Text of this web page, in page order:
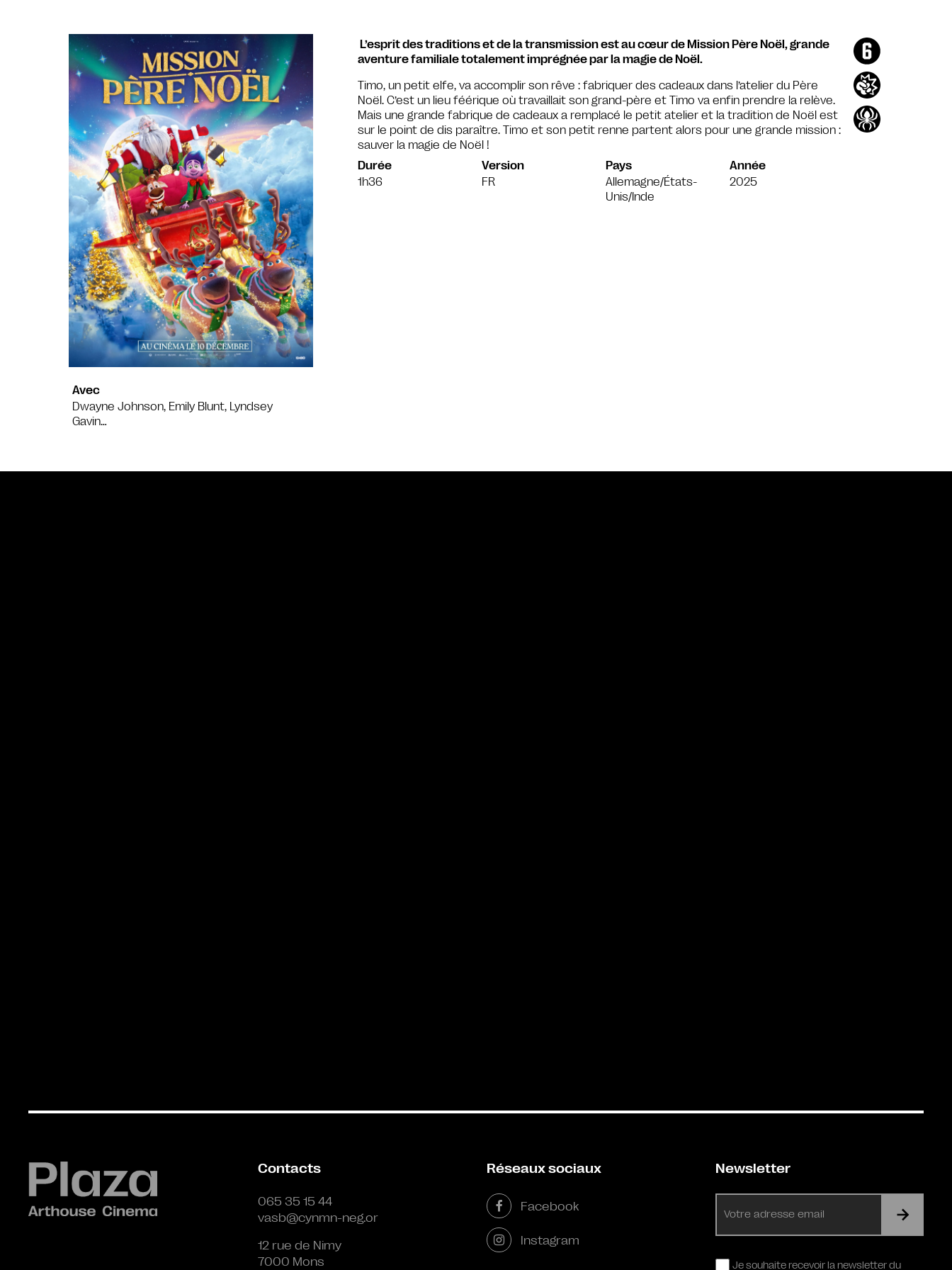
Avec
Dwayne Johnson, Emily Blunt, Lyndsey
Gavin…
L’esprit des traditions et de la transmission est au cœur de Mission Père Noël, grande
aventure familiale totalement imprégnée par la magie de Noël.
Timo, un petit elfe, va accomplir son rêve : fabriquer des cadeaux dans l’atelier du Père
Noël. C’est un lieu féérique où travaillait son grand-père et Timo va enfin prendre la relève.
Mais une grande fabrique de cadeaux a remplacé le petit atelier et la tradition de Noël est
sur le point de dis paraître. Timo et son petit renne partent alors pour une grande mission :
sauver la magie de Noël !
Durée
1h36
Version
FR
Pays
Allemagne/États-
Unis/Inde
Année
2025
Contacts
065 35 15 44
vasb@cynmn-neg.or
12 rue de Nimy
7000 Mons
Réseaux sociaux
Facebook
Instagram
Newsletter
mail
RGPDJe souhaite recevoir la newsletter du